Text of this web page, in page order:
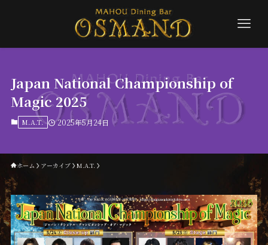
Japan National Championship of
Magic 2025
M.A.T. 2025年5月24日
ホーム アーカイブ M.A.T.